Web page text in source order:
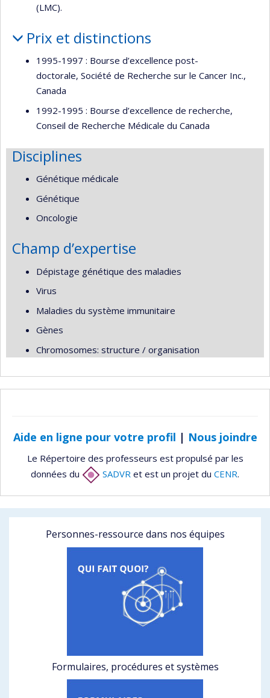
(LMC).
Prix et distinctions
1995-1997 : Bourse d’excellence post-
doctorale, Société de Recherche sur le Cancer Inc.,
Canada
1992-1995 : Bourse d’excellence de recherche,
Conseil de Recherche Médicale du Canada
Disciplines
Génétique médicale
Génétique
Oncologie
Champ d’expertise
Dépistage génétique des maladies
Virus
Maladies du système immunitaire
Gènes
Chromosomes: structure / organisation
Aide en ligne pour votre profil | Nous joindre
Le Répertoire des professeurs est propulsé par les
données du
SADVR et est un projet du CENR.
Personnes-ressource dans nos équipes
Formulaires, procédures et systèmes